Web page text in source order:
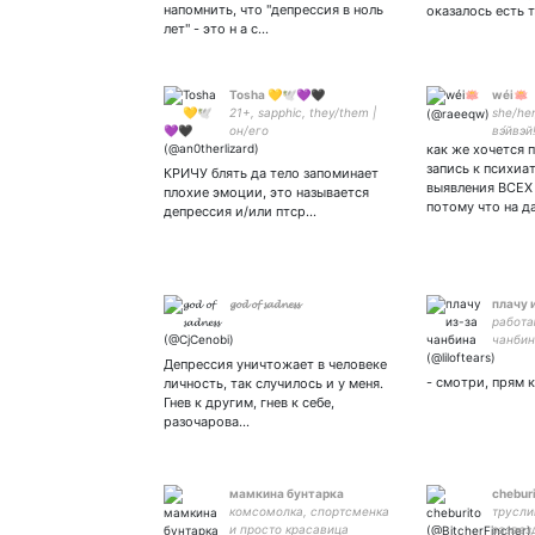
напомнить, что "депрессия в ноль
лет" - это н а с…
оказалось есть
Tosha 💛🕊️💜🖤
21+, sapphic, they/them |
он/его
КРИЧУ блять да тело запоминает
плохие эмоции, это называется
депрессия и/или птср...
wéi🪷
she/
(twt)
как же хочется
запись к
выявления
потому что на
𝓰𝓸𝓭 𝓸𝓯 𝓼𝓪𝓭𝓷𝓮𝓼𝓼
Депрессия уничтожает в человеке
личность, так случилось и у меня.
Гнев к другим, гнев к себе,
разочарова…
плачу
- смотри, прям
мамкина бунтарка
комсомолка, спортсменка
и просто красавица